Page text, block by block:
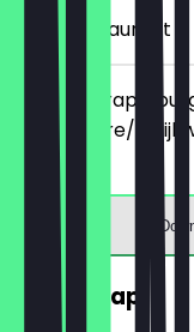
in het restaurant
Bestel 2 wraps,
goedkopere/
gebracht.
GRATIS Sap